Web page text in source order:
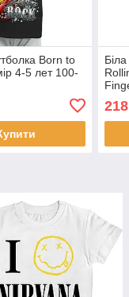
Born to
4-5 лет 100-